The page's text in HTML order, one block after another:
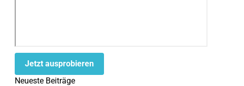
Jetzt ausprobieren
Neueste Beiträge